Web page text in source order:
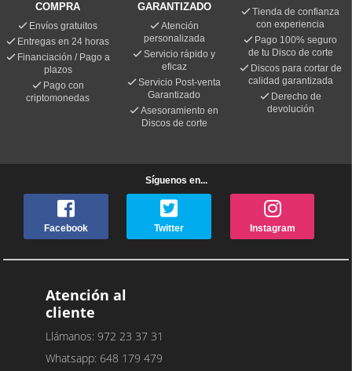
COMPRA
Envíos gratuitos
Entregas en 24 horas
Financiación / Pago a
plazos
Pago con
criptomonedas
GARANTIZADO
Atención
personalizada
Servicio rápido y
eficaz
Servicio Post-venta
Garantizado
Asesoramiento en
Discos de corte
Tienda de confianza
con experiencia
Pago 100% seguro
de tu Disco de corte
Discos para cortar de
calidad garantizada
Derecho de
devolución
Síguenos en...
Facebook Twitter Instagram
Atención al
cliente
Llámanos: 972 23 37 31
Whatsapp: 648 179 479